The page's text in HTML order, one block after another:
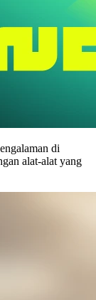
di
alat-alat yang